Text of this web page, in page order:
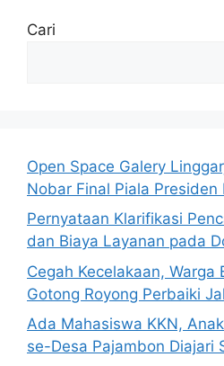
Cari
Open Space Galery
Nobar Final Piala
Pernyataan Klarifikasi
dan Biaya Layanan pada
Cegah Kecelakaan, Warga
Gotong Royong Perbaiki
Ada Mahasiswa KKN,
se-Desa Pajambon Diajari